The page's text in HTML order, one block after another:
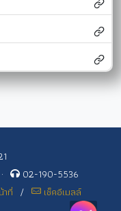
·
02-190-5536
าที่ / เช็คอีเมลล์